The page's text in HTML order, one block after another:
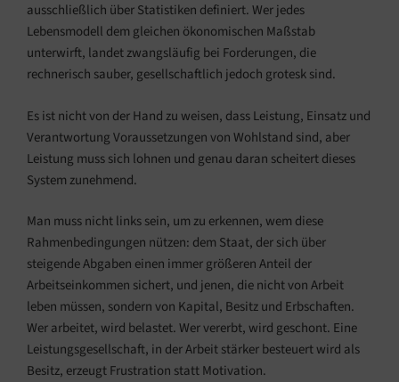
ausschließlich über Statistiken definiert. Wer jedes
Lebensmodell dem gleichen ökonomischen Maßstab
unterwirft, landet zwangsläufig bei Forderungen, die
rechnerisch sauber, gesellschaftlich jedoch grotesk sind.
Es ist nicht von der Hand zu weisen, dass Leistung, Einsatz und
Verantwortung Voraussetzungen von Wohlstand sind, aber
Leistung muss sich lohnen und genau daran scheitert dieses
System zunehmend.
Man muss nicht links sein, um zu erkennen, wem diese
Rahmenbedingungen nützen: dem Staat, der sich über
steigende Abgaben einen immer größeren Anteil der
Arbeitseinkommen sichert, und jenen, die nicht von Arbeit
leben müssen, sondern von Kapital, Besitz und Erbschaften.
Wer arbeitet, wird belastet. Wer vererbt, wird geschont. Eine
Leistungsgesellschaft, in der Arbeit stärker besteuert wird als
Besitz, erzeugt Frustration statt Motivation.